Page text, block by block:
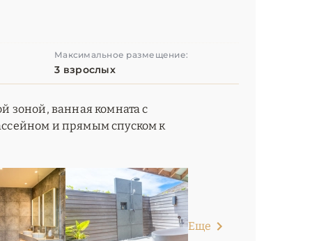
Максимальное размещение:
3 взрослых
зоной, ванная комната с
и прямым спуском к
Еще